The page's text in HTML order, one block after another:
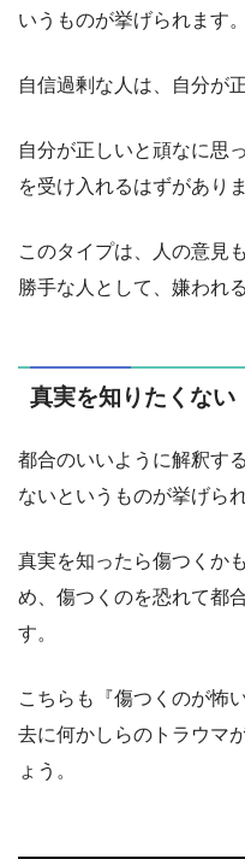
いうものが挙げられます。
自信過剰な人は、自分が
自分が正しいと頑なに思
を受け入れるはずがあり
このタイプは、人の意見
勝手な人として、嫌われ
真実を知りたくない
都合のいいように解釈す
ないというものが挙げられ
真実を知ったら傷つくか
め、傷つくのを恐れて都
す。
こちらも『傷つくのが怖
去に何かしらのトラウマ
ょう。